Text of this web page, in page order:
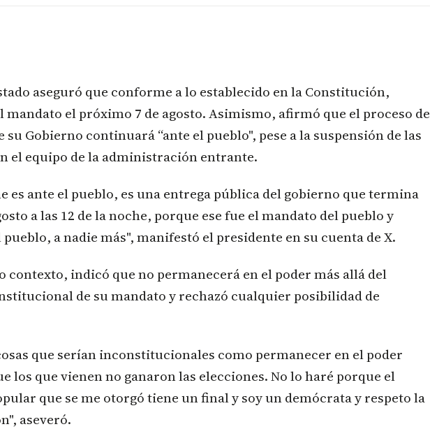
aseguró que conforme a lo establecido en la Constitución,
mandato el próximo 7 de agosto. Asimismo, afirmó que el proceso de
su Gobierno continuará “ante el pueblo", pese a la suspensión de las
el equipo de la administración entrante.
es ante el pueblo, es una entrega pública del gobierno que termina
a las 12 de la noche, porque ese fue el mandato del pueblo y
pueblo, a nadie más", manifestó el presidente en su cuenta de ​X.
contexto, indicó que no permanecerá en el poder más allá del
de su mandato y rechazó cualquier posibilidad de
que serían inconstitucionales como permanecer en el poder
los que vienen no ganaron las elecciones. No lo haré porque el
que se me otorgó tiene un final y soy un demócrata y respeto la
aseveró.